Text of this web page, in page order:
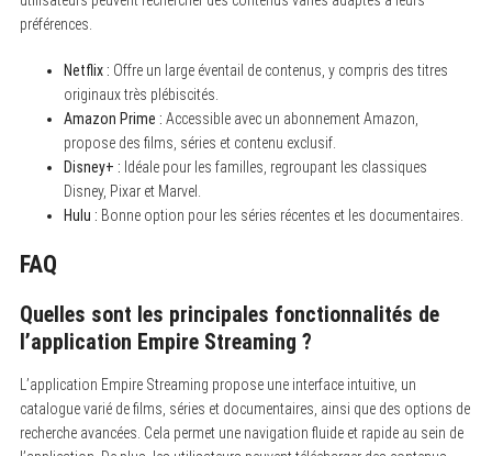
préférences.
Netflix : Offre un large éventail de contenus, y compris des titres
originaux très plébiscités.
Amazon Prime : Accessible avec un abonnement Amazon,
propose des films, séries et contenu exclusif.
Disney+ : Idéale pour les familles, regroupant les classiques
Disney, Pixar et Marvel.
Hulu : Bonne option pour les séries récentes et les documentaires.
FAQ
Quelles sont les principales fonctionnalités de
l’application Empire Streaming ?
L’application Empire Streaming propose une interface intuitive, un
catalogue varié de films, séries et documentaires, ainsi que des options de
recherche avancées. Cela permet une navigation fluide et rapide au sein de
S
a
r
: